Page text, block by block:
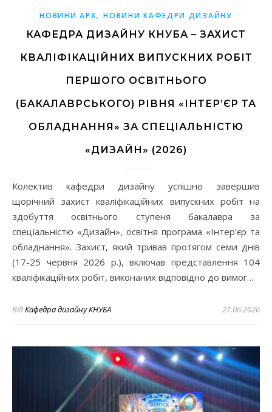
НОВИНИ АРХ,НОВИНИ КАФЕДРИ ДИЗАЙНУ
КАФЕДРА ДИЗАЙНУ КНУБА – ЗАХИСТ
КВАЛІФІКАЦІЙНИХ ВИПУСКНИХ РОБІТ
ПЕРШОГО ОСВІТНЬОГО
(БАКАЛАВРСЬКОГО) РІВНЯ «ІНТЕР’ЄР ТА
ОБЛАДНАННЯ» ЗА СПЕЦІАЛЬНІСТЮ
«ДИЗАЙН» (2026)
Колектив кафедри дизайну успішно завершив
щорічний захист кваліфікаційних випускних робіт на
здобуття освітнього ступеня бакалавра за
спеціальністю «Дизайн», освітня програма «Інтер’єр та
обладнання». Захист, який тривав протягом семи днів
(17-25 червня 2026 р.), включав представлення 104
кваліфікаційних робіт, виконаних відповідно до вимог…
ВідКафедра дизайну КНУБА 27.06.2026